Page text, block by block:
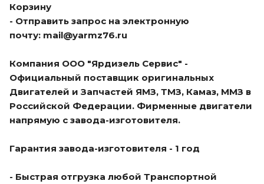
Корзину
- Отправить запрос на электронную
почту: mail@yarmz76.ru
Компания ООО "Ярдизель Сервис" -
Официальный поставщик оригинальных
Двигателей и Запчастей ЯМЗ, ТМЗ, Камаз, ММЗ в
Российской Федерации. Фирменные двигатели
напрямую с завода-изготовителя.
Гарантия завода-изготовителя - 1 год
- Быстрая отгрузка любой Транспортной